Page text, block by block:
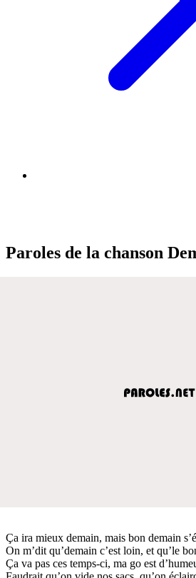
Paroles de la chanson
Ça ira mieux demain, mais bon demain
On m’dit qu’demain c’est loin, et qu’le
Ça va pas ces temps-ci, ma go est